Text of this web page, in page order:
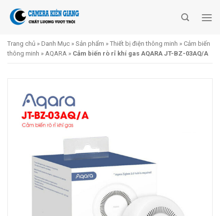
Trang chủ » Danh Mục » Sản phẩm » Thiết bị điện thông minh » Cảm biến
thông minh » AQARA » Cảm biến rò rỉ khí gas AQARA JT-BZ-03AQ/A